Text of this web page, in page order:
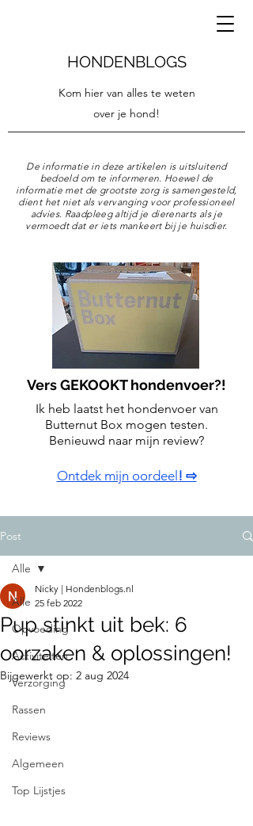
HONDENBLOGS
Kom hier van alles te weten
over je hond!
De informatie in deze artikelen is uitsluitend
bedoeld om te informeren. Hoewel de
informatie met de grootste zorg is samengesteld,
dient het niet als vervanging voor professioneel
advies. Raadpleeg altijd je dierenarts als je
vermoedt dat er iets mankeert bij je huisdier.
Vers GEKOOKT hondenvoer?!
Ik heb laatst het hondenvoer van
Butternut Box mogen testen.
Benieuwd naar mijn review?
Ontdek mijn oordeel ! ⇨
Post
Alle
Opvoeding
Activiteiten
Verzorging
Rassen
Reviews
Algemeen
Top Lijstjes
Alle
Pup stinkt uit bek: 6
oorzaken & oplossingen!
Nicky | Hondenblogs.nl
25 feb 2022
Bijgewerkt op: 2 aug 2024